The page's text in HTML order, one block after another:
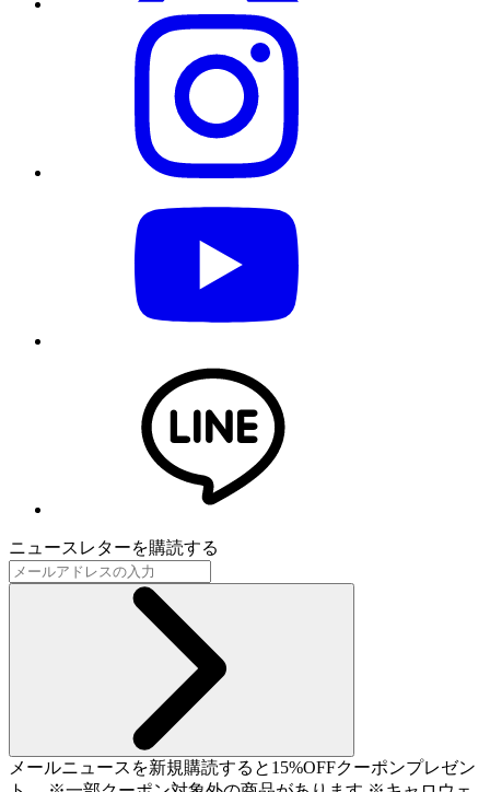
ニュースレターを購読する
メールニュースを新規購読すると15%OFFクーポンプレゼン